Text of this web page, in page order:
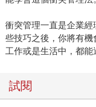
衝突管理一直是企業
些技巧之後，你將有
工作或是生活中，都能
試閱